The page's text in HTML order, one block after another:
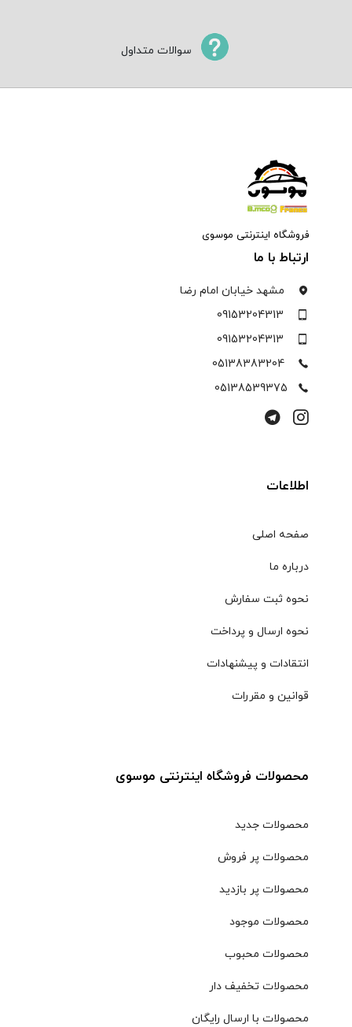
سوالات متداول
فروشگاه اینترنتی موسوی
ارتباط با ما
مشهد خیابان امام رضا
09153204313
09153204313
05138383204
05138539375
اطلاعات
صفحه اصلی
درباره ما
نحوه ثبت سفارش
نحوه ارسال و پرداخت
انتقادات و پیشنهادات
قوانین و مقررات
محصولات فروشگاه اینترنتی موسوی
محصولات جدید
محصولات پر فروش
محصولات پر بازدید
محصولات موجود
محصولات محبوب
محصولات تخفیف دار
محصولات با ارسال رایگان